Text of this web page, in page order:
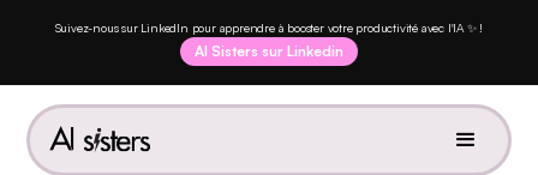
Suivez-nous sur LinkedIn pour apprendre à booster votre productivité avec l'IA ✨ !
AI Sisters sur Linkedin